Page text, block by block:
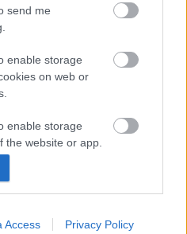
send me
enable storage
on web or
enable storage
the website or app.
enable storage
enable storage
Access Privacy Policy
***
"Mert nagy az
között – mondja a
IS; 2 KIÍRT